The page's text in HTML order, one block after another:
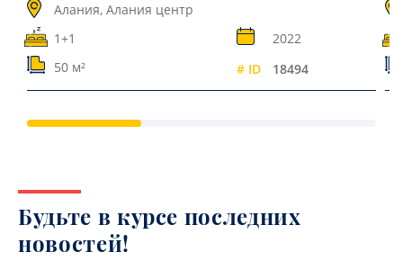
Алания, Алания центр
1+1
2022
50 м²
# ID 18494
Будьте в курсе последних
новостей!